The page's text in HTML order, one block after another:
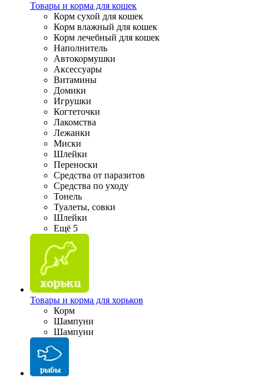
Товары и корма для кошек
Корм сухой для кошек
Корм влажный для кошек
Корм лечебный для кошек
Наполнитель
Автокормушки
Аксессуары
Витамины
Домики
Игрушки
Когтеточки
Лакомства
Лежанки
Миски
Шлейки
Переноски
Средства от паразитов
Средства по уходу
Тонель
Туалеты, совки
Шлейки
Ещё 5
Товары и корма для хорьков
Корм
Шампуни
Шампуни